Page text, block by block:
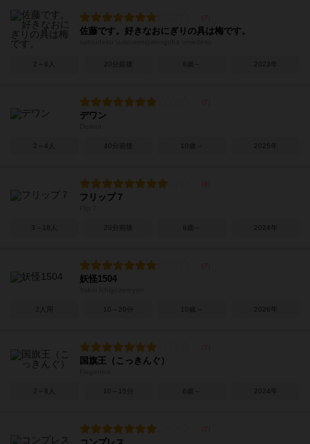
佐藤です。好きなおにぎりの具は梅です。
2～8人 20分前後 8歳～ 2023年
デワン
2～4人 40分前後 10歳～ 2025年
フリップ７
3～18人 20分前後 8歳～ 2024年
妖怪1504
2人用 10～20分 10歳～ 2026年
国旗王（こっきんぐ）
2～8人 10～15分 6歳～ 2024年